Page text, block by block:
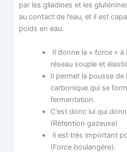
par les glia­dines et les
au contact de l’eau, et il est
poids en eau.
Il donne la « force »
réseau souple et
Il per­met la pousse
car­bo­nique qui se
fermentation.
C’est donc lui qui
(Réten­tion gazeuse)
Il est très impor­tant
(Force boulangère).